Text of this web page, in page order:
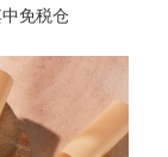
免税仓